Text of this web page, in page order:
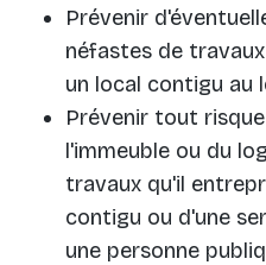
Prévenir
néfastes de
un local contigu au
Prévenir tout
l'immeuble ou du
travaux qu'il
contigu ou d'une
une personne